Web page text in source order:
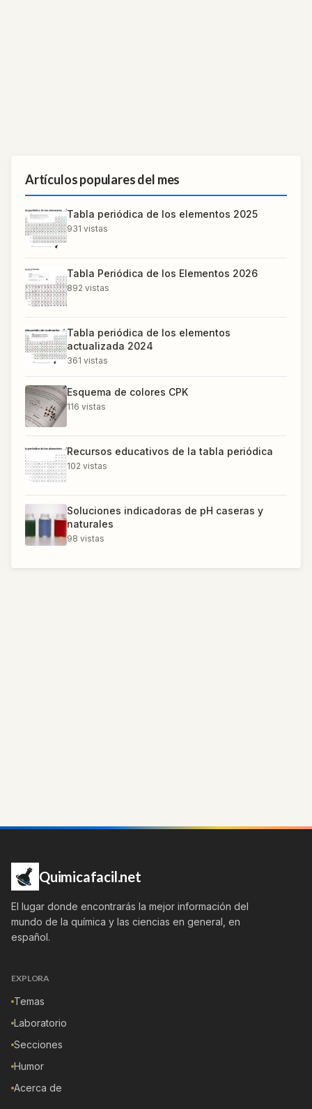
Artículos populares del mes
Tabla periódica de los elementos 2025
931 vistas
Tabla Periódica de los Elementos 2026
892 vistas
Tabla periódica de los elementos
actualizada 2024
361 vistas
Esquema de colores CPK
116 vistas
Recursos educativos de la tabla periódica
102 vistas
Soluciones indicadoras de pH caseras y
naturales
98 vistas
Quimicafacil.net
El lugar donde encontrarás la mejor información del
mundo de la química y las ciencias en general, en
español.
EXPLORA
Temas
Laboratorio
Secciones
Humor
Acerca de